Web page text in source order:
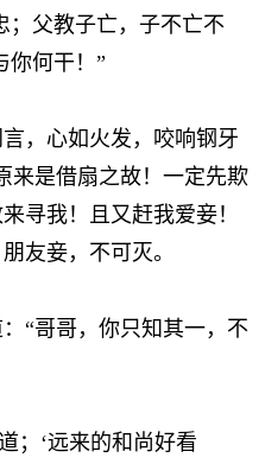
；父教子亡，子不亡不
你何干！”
，心如火发，咬响钢牙
来是借扇之故！一定先欺
寻我！且又赶我爱妾！
友妾，不可灭。
“哥哥，你只知其一，不
；‘远来的和尚好看